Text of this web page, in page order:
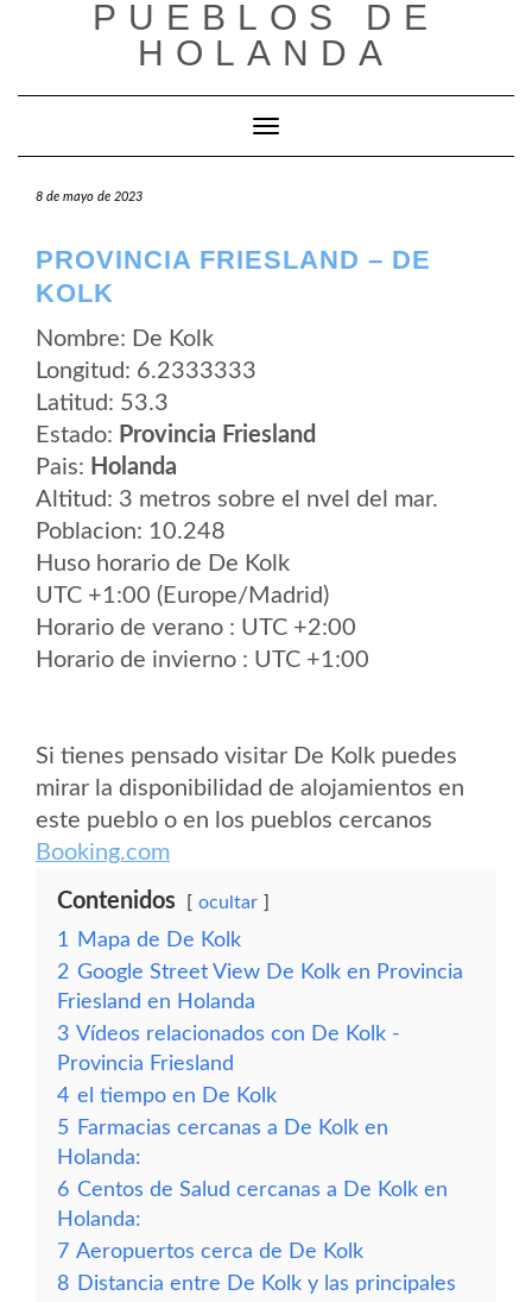
PUEBLOS DE
HOLANDA
Cambiar modo de navegación
8 de mayo de 2023
PROVINCIA FRIESLAND – DE
KOLK
Nombre: De Kolk
Longitud: 6.2333333
Latitud: 53.3
Estado: Provincia Friesland
Pais: Holanda
Altitud: 3 metros sobre el nvel del mar.
Poblacion: 10.248
Huso horario de De Kolk
UTC +1:00 (Europe/Madrid)
Horario de verano : UTC +2:00
Horario de invierno : UTC +1:00
Si tienes pensado visitar De Kolk puedes
mirar la disponibilidad de alojamientos en
este pueblo o en los pueblos cercanos
Booking.com
Contenidos ocultar
1
Mapa de De Kolk
2 Google Street View De Kolk en Provincia
Friesland en Holanda
3 Vídeos relacionados con De Kolk -
Provincia Friesland
4 el tiempo en De Kolk
5 Farmacias cercanas a De Kolk en
Holanda:
6 Centos de Salud cercanas a De Kolk en
Holanda:
7 Aeropuertos cerca de De Kolk
8 Distancia entre De Kolk y las principales